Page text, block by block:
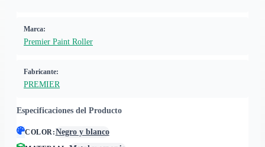
Marca:
Premier Paint Roller
Fabricante:
PREMIER
Especificaciones del Producto
COLOR:Negro y blanco